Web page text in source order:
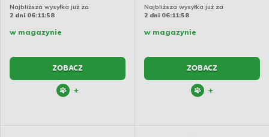
Najbliższa wysyłka już za
2 dni 06:11:57
w magazynie
ZOBACZ
+
Najbliższa wysyłka już za
2 dni 06:11:57
w magazynie
ZOBACZ
+